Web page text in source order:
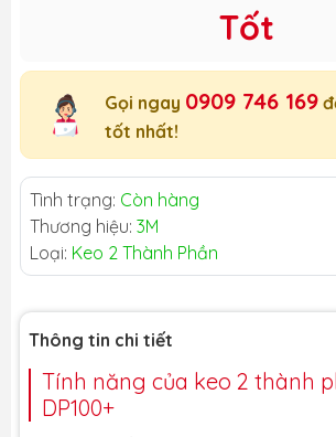
Tốt
Gọi ngay 0909 746 169
tốt nhất!
Tình trạng: Còn hàng
Thương hiệu: 3M
Loại: Keo 2 Thành Phần
Thông tin chi tiết
Tính năng của keo 2 thành
DP100+